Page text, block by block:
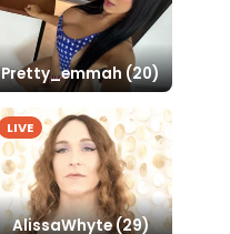
Pretty_emmah (20)
LIVE
AlissaWhyte (29)